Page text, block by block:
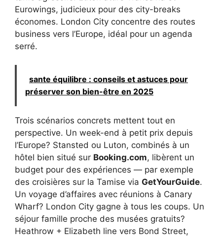
Eurowings, judicieux pour des city-breaks
économes. London City concentre des routes
business vers l’Europe, idéal pour un agenda
serré.
sante équilibre : conseils et astuces pour
préserver son bien-être en 2025
Trois scénarios concrets mettent tout en
perspective. Un week-end à petit prix depuis
l’Europe? Stansted ou Luton, combinés à un
hôtel bien situé sur Booking.com, libèrent un
budget pour des expériences — par exemple
des croisières sur la Tamise via GetYourGuide.
Un voyage d’affaires avec réunions à Canary
Wharf? London City gagne à tous les coups. Un
séjour famille proche des musées gratuits?
Heathrow + Elizabeth line vers Bond Street,